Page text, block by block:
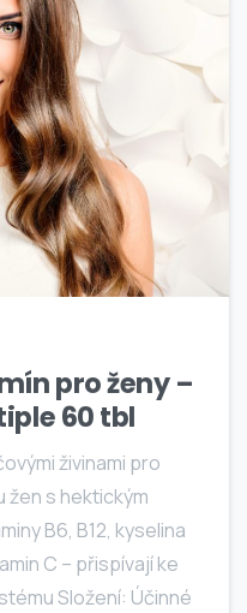
pro ženy –
60 tbl
živinami pro
žen s hektickým
B6, B12, kyselina
C – přispívají ke
Složení: Účinné